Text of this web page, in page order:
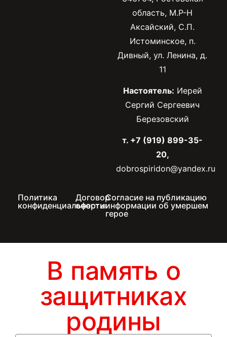
область, М.Р-Н
Аксайский, С.П.
Истоминское, п.
Дивный, ул. Ленина, д.
11
Настоятель: Иерей
Сергий Сергеевич
Березовский
т. +7 (919) 899-35-
20,
dobrospiridon@yandex.ru
Политика
конфиденциальности
Договор
оферты
Согласие на публикацию
информации об умершем
герое
В память о
защитниках
родины